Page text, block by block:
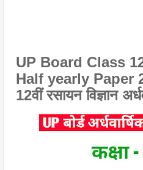
UP Board Class
Half yearly Paper
12वीं रसायन विज्ञान